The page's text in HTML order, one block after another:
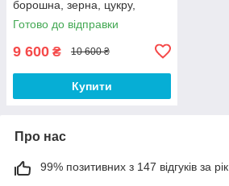
борошна, зерна, цукру,
спецій, кави
Готово до відправки
9 600 ₴ 10 600 ₴
Купити
Про нас
99% позитивних з 147 відгуків за рік